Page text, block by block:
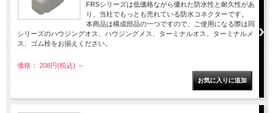
FRSシリーズは低価格ながら優れた防水性と耐久性があ
り、当社でもっとも売れている防水コネクターです。
本商品は構成部品の一つですので、ご使用になる際は同
シリーズのハウジングオス、ハウジングメス、ターミナルオス、ターミナルメ
ス、ゴム栓をお揃えください。
価格： 208円(税込) ～